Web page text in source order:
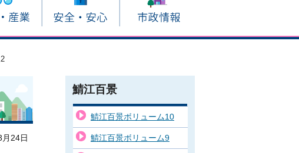
24日
鯖江百景
鯖江百景ボリューム10
鯖江百景ボリューム9